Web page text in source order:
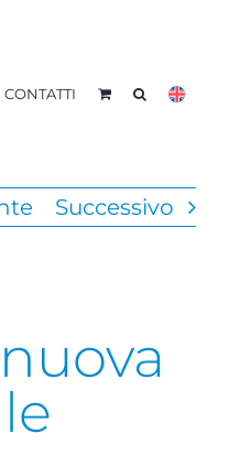
CONTATTI
Successivo